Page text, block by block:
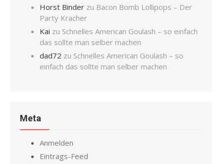
Horst Binder zu Bacon Bomb Lollipops – Der
Party Kracher
Kai zu Schnelles American Goulash – so einfach
das sollte man selber machen
dad72 zu Schnelles American Goulash – so
einfach das sollte man selber machen
Meta
Anmelden
Eintrags-Feed